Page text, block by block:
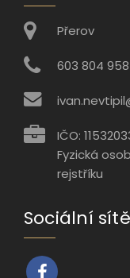
Přerov
603 804 958
IČO:
Fyzická
rejstříku
Sociální sítě